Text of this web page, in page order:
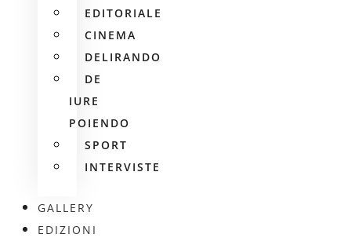
EDITORIALE
CINEMA
DELIRANDO
DE
IURE
POIENDO
SPORT
INTERVISTE
GALLERY
EDIZIONI